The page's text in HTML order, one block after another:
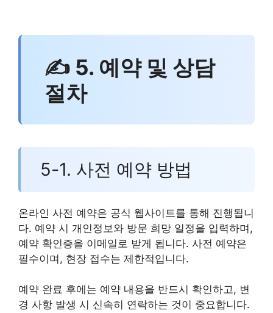
✍ 5. 예약 및 상담
절차
5-1. 사전 예약 방법
온라인 사전 예약은 공식 웹사이트를 통해 진행됩니
다. 예약 시 개인정보와 방문 희망 일정을 입력하며,
예약 확인증을 이메일로 받게 됩니다. 사전 예약은
필수이며, 현장 접수는 제한적입니다.
예약 완료 후에는 예약 내용을 반드시 확인하고, 변
경 사항 발생 시 신속히 연락하는 것이 중요합니다.